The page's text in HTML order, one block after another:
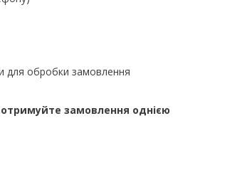
для обробки замовлення
замовлення однією